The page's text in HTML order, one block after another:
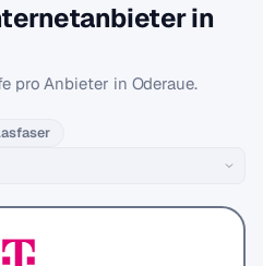
in
pro Anbieter in Oderaue.